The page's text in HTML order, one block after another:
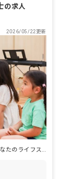
の求人
2026/05/22更新